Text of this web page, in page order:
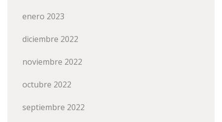
enero 2023
diciembre 2022
noviembre 2022
octubre 2022
septiembre 2022